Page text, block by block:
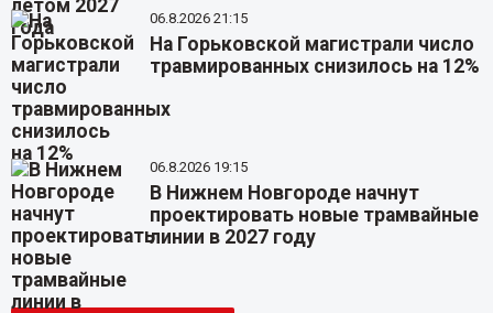
06.8.2026 21:15
На Горьковской магистрали число
травмированных снизилось на 12%
06.8.2026 19:15
В Нижнем Новгороде начнут
проектировать новые трамвайные
линии в 2027 году